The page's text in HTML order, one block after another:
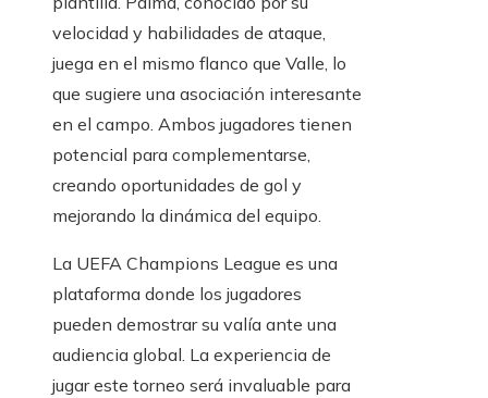
velocidad y habilidades de ataque,
juega en el mismo flanco que Valle, lo
que sugiere una asociación interesante
en el campo. Ambos jugadores tienen
potencial para complementarse,
creando oportunidades de gol y
mejorando la dinámica del equipo.
La UEFA Champions League es una
plataforma donde los jugadores
pueden demostrar su valía ante una
audiencia global. La experiencia de
jugar este torneo será invaluable para